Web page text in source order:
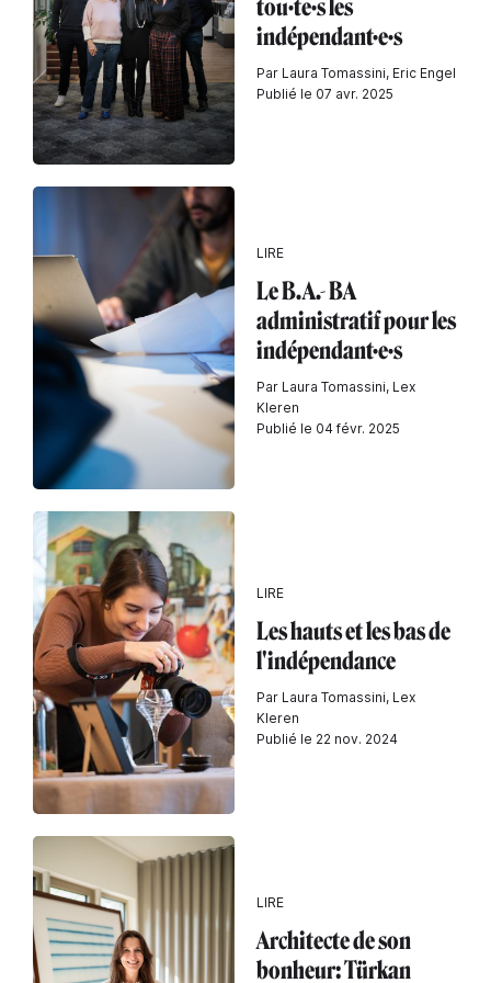
tou·te·s les
indépendant·e·s
Par Laura Tomassini, Eric Engel
Publié le 07 avr. 2025
LIRE
Le B.A.- BA
administratif pour les
indépendant·e·s
Par Laura Tomassini, Lex
Kleren
Publié le 04 févr. 2025
LIRE
Les hauts et les bas de
l'indépendance
Par Laura Tomassini, Lex
Kleren
Publié le 22 nov. 2024
LIRE
Architecte de son
bonheur: Türkan